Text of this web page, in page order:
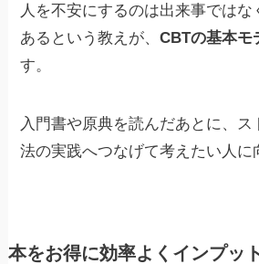
人を不安にするのは出来事では
あるという教えが、CBTの基本モ
す。
入門書や原典を読んだあとに、ス
法の実践へつなげて考えたい人に
本をお得に効率よくインプッ